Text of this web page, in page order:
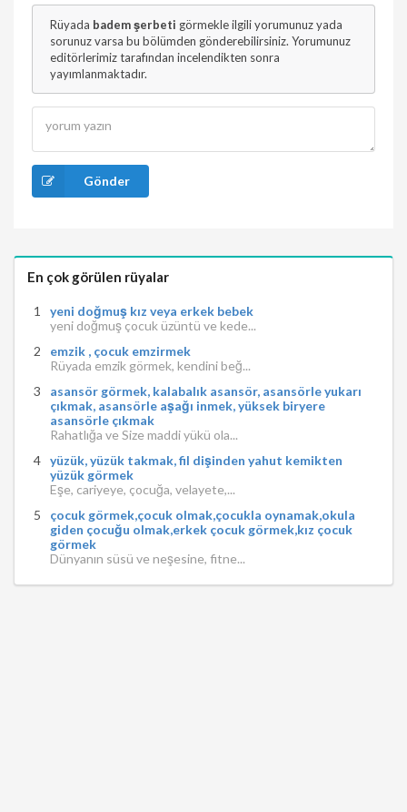
Rüyada badem şerbeti görmekle ilgili yorumunuz yada
sorunuz varsa bu bölümden gönderebilirsiniz. Yorumunuz
editörlerimiz tarafından incelendikten sonra
yayımlanmaktadır.
Gönder
En çok görülen rüyalar
yeni doğmuş kız veya erkek bebek
yeni doğmuş çocuk üzüntü ve kede...
emzik , çocuk emzirmek
Rüyada emzik görmek, kendini beğ...
asansör görmek, kalabalık asansör, asansörle yukarı
çıkmak, asansörle aşağı inmek, yüksek biryere
asansörle çıkmak
Rahatlığa ve Size maddi yükü ola...
yüzük, yüzük takmak, fil dişinden yahut kemikten
yüzük görmek
Eşe, cariyeye, çocuğa, velayete,...
çocuk görmek,çocuk olmak,çocukla oynamak,okula
giden çocuğu olmak,erkek çocuk görmek,kız çocuk
görmek
Dünyanın süsü ve neşesine, fitne...